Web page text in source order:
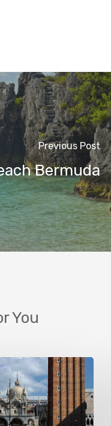
Previous Post
Bermuda
You